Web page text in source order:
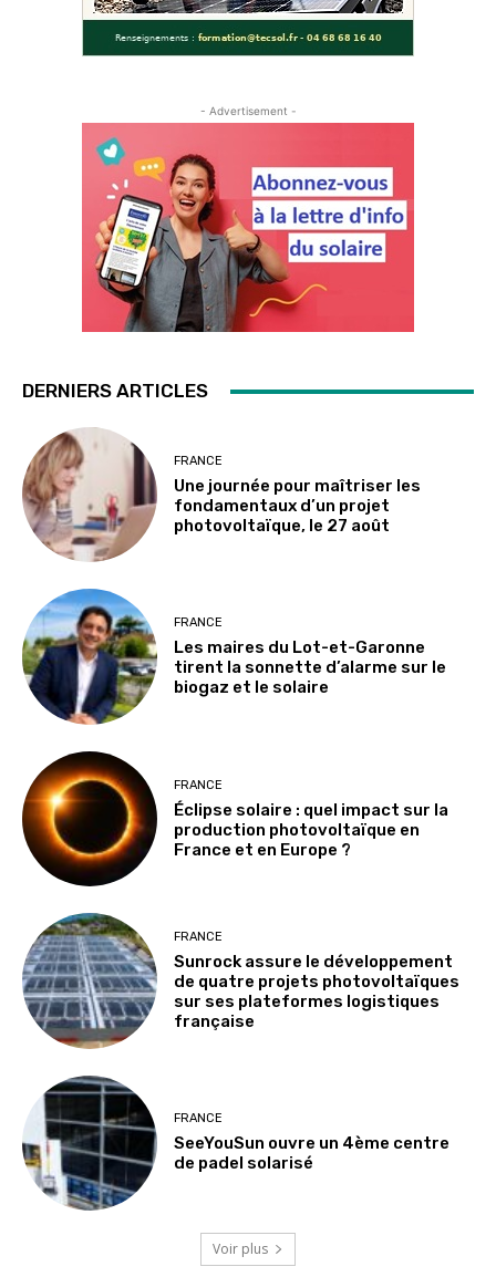
- Advertisement -
DERNIERS ARTICLES
FRANCE
Une journée pour maîtriser les
fondamentaux d’un projet
photovoltaïque, le 27 août
FRANCE
Les maires du Lot-et-Garonne
tirent la sonnette d’alarme sur le
biogaz et le solaire
FRANCE
Éclipse solaire : quel impact sur la
production photovoltaïque en
France et en Europe ?
FRANCE
Sunrock assure le développement
de quatre projets photovoltaïques
sur ses plateformes logistiques
française
FRANCE
SeeYouSun ouvre un 4ème centre
de padel solarisé
Voir plus